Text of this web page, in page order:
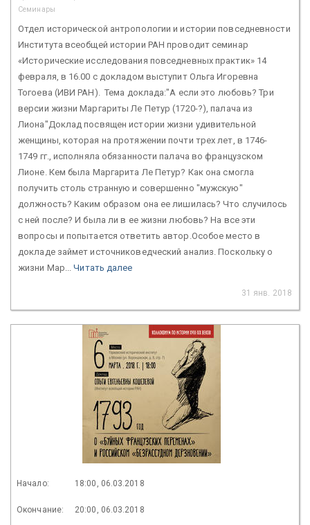
Семинары
Отдел исторической антропологии и истории повседневности
Института всеобщей истории РАН проводит семинар
«Исторические исследования повседневных практик» 14
февраля, в 16.00 с докладом выступит Ольга Игоревна
Тогоева (ИВИ РАН). Тема доклада:"А если это любовь? Три
версии жизни Маргариты Ле Петур (1720-?), палача из
Лиона"Доклад посвящен истории жизни удивительной
женщины, которая на протяжении почти трех лет, в 1746-
1749 гг., исполняла обязанности палача во французском
Лионе. Кем была Маргарита Ле Петур? Как она смогла
получить столь странную и совершенно "мужскую"
должность? Каким образом она ее лишилась? Что случилось
с ней после? И была ли в ее жизни любовь? На все эти
вопросы и попытается ответить автор.Особое место в
докладе займет источниковедческий анализ. Поскольку о
жизни Мар...Читать далее
31 янв. 2018
Начало: 18:00, 06.03.2018
Окончание: 20:00, 06.03.2018